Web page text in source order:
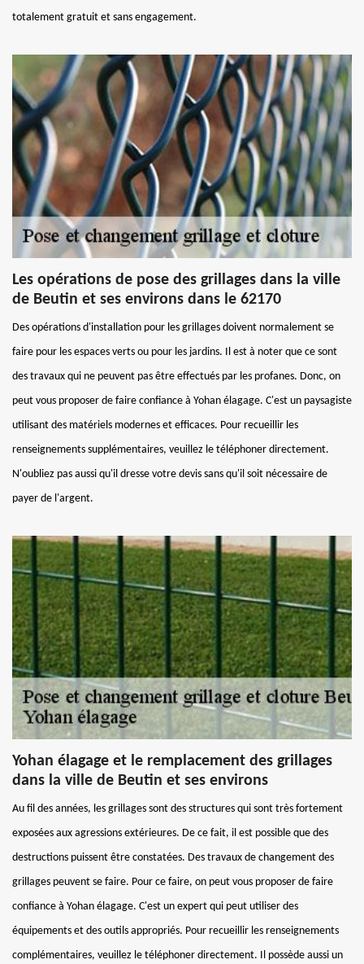
totalement gratuit et sans engagement.
Les opérations de pose des grillages dans la ville
de Beutin et ses environs dans le 62170
Des opérations d'installation pour les grillages doivent normalement se
faire pour les espaces verts ou pour les jardins. Il est à noter que ce sont
des travaux qui ne peuvent pas être effectués par les profanes. Donc, on
peut vous proposer de faire confiance à Yohan élagage. C'est un paysagiste
utilisant des matériels modernes et efficaces. Pour recueillir les
renseignements supplémentaires, veuillez le téléphoner directement.
N'oubliez pas aussi qu'il dresse votre devis sans qu'il soit nécessaire de
payer de l'argent.
Yohan élagage et le remplacement des grillages
dans la ville de Beutin et ses environs
Au fil des années, les grillages sont des structures qui sont très fortement
exposées aux agressions extérieures. De ce fait, il est possible que des
destructions puissent être constatées. Des travaux de changement des
grillages peuvent se faire. Pour ce faire, on peut vous proposer de faire
confiance à Yohan élagage. C'est un expert qui peut utiliser des
équipements et des outils appropriés. Pour recueillir les renseignements
complémentaires, veuillez le téléphoner directement. Il possède aussi un